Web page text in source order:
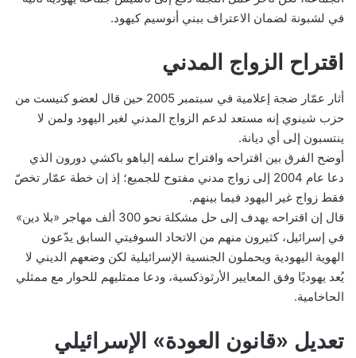
في لشبونة لضمان الاعتراف ببني أنوسيم كيهود.
اقتراح الزواج المدني
أثار عمّار ضجة إعلامية في سبتمبر 2005 حين قال لعضو كنيست من
حزب شينوي إنه مستعد لدعم الزواج المدني لغير اليهود ولمن لا
ينتسبون إلى أي ديانة.
أوضح الفرق بين اقتراحه واقتراح سلفه إلياهو باكشي دورون الذي
دعا عام 2004 إلى زواج مدني مفتوح للجميع؛ إذ إن خطة عمّار تخصّ
فقط زواج غير اليهود فيما بينهم.
قال إن اقتراحه يهدف إلى حل مشكلة نحو 300 ألف مهاجر «بلا دين»
في إسرائيل، كثيرون منهم من الاتحاد السوفيتي السابق يدّعون
الهوية اليهودية ويحملون الجنسية الإسرائيلية لكن وضعهم الديني لا
يُعد يهوديًا وفق المعايير الأرثوذكسية، ودعا ممثليهم للحوار مع ممثلي
الحاخامية.
تعديل «قانون العودة» الإسرائيلي